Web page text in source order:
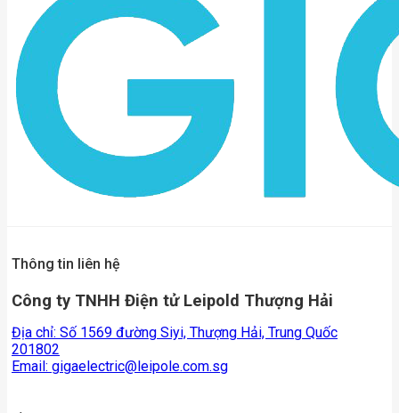
Thông tin liên hệ
Công ty TNHH Điện tử Leipold Thượng Hải
Địa chỉ: Số 1569 đường Siyi, Thượng Hải, Trung Quốc
201802
Email: gigaelectric@leipole.com.sg